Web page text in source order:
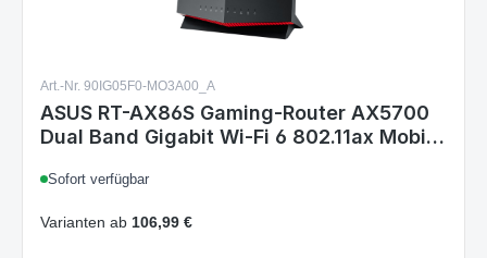
Art.-Nr. 90IG05F0-MO3A00_A
ASUS RT-AX86S Gaming-Router AX5700
Dual Band Gigabit Wi-Fi 6 802.11ax Mobil
kompatibel Wi-Fi Mesh 2.5G Port Gaming
Sofort verfügbar
Varianten ab 106,99 €